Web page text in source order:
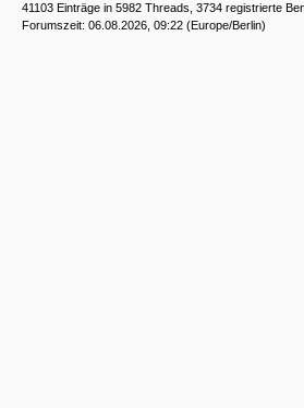
41103 Einträge in 5982 Threads, 3734 registrierte
Forumszeit: 06.08.2026, 09:22 (Europe/Berlin)